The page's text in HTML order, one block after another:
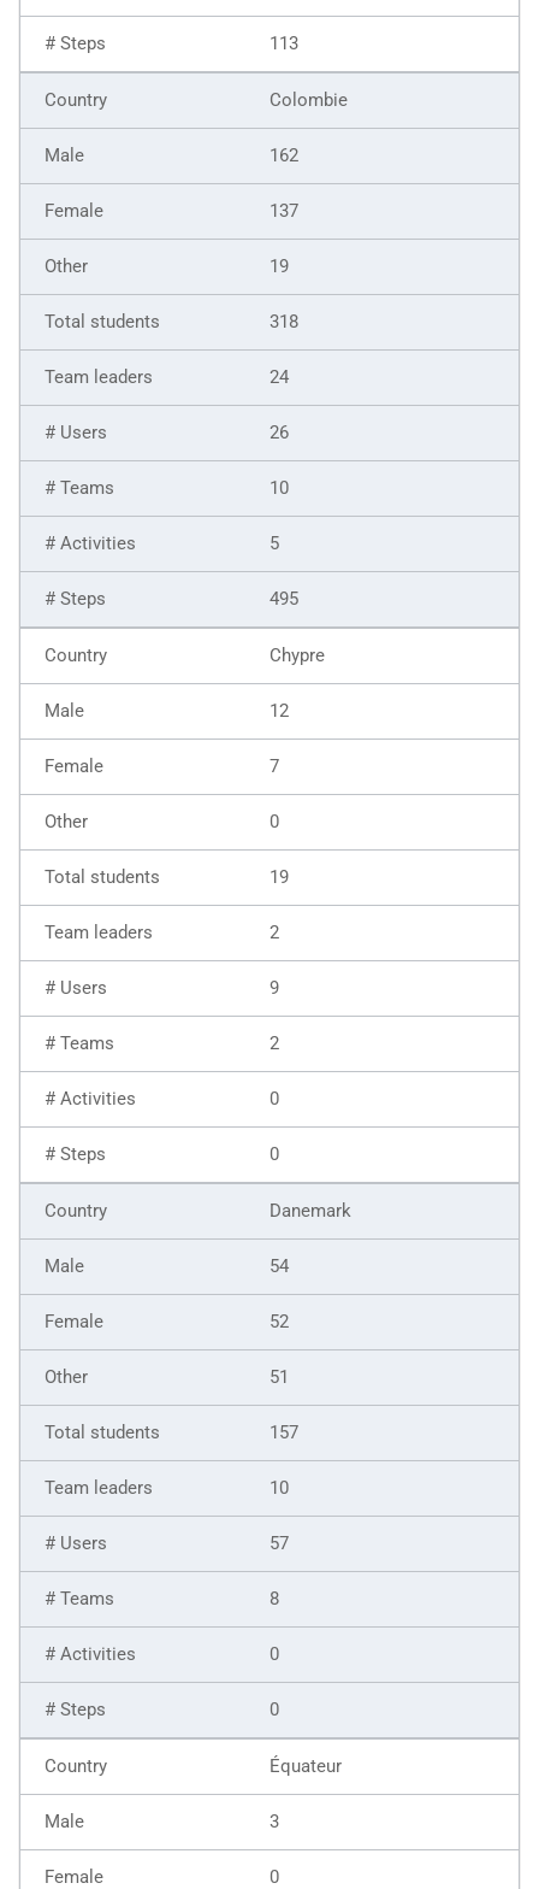
113
Colombie
162
137
19
318
24
26
10
5
495
Chypre
12
7
0
19
2
9
2
0
0
Danemark
54
52
51
157
10
57
8
0
0
Équateur
3
0